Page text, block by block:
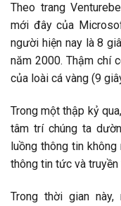
Theo trang
mới đây của
người hiện nay là 8
năm 2000. Thậm chí
của loài cá vàng (9
Trong một thập kỷ
tâm trí chúng ta
luồng thông tin
thông tin tức và truyền
Trong thời gian